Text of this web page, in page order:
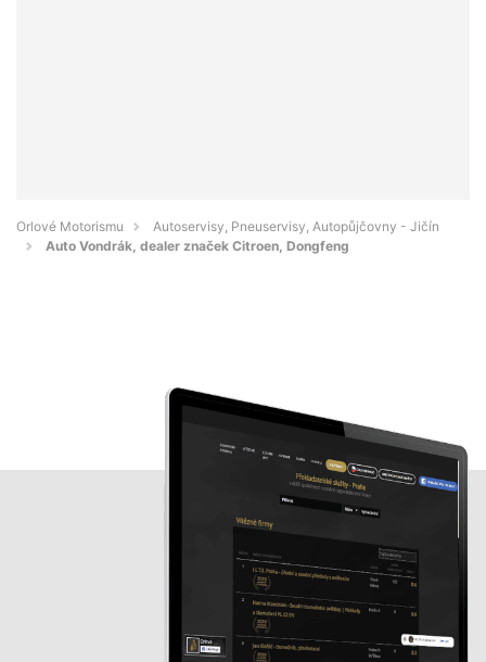
Orlové Motorismu
Autoservisy, Pneuservisy, Autopůjčovny - Jičín
Auto Vondrák, dealer značek Citroen, Dongfeng